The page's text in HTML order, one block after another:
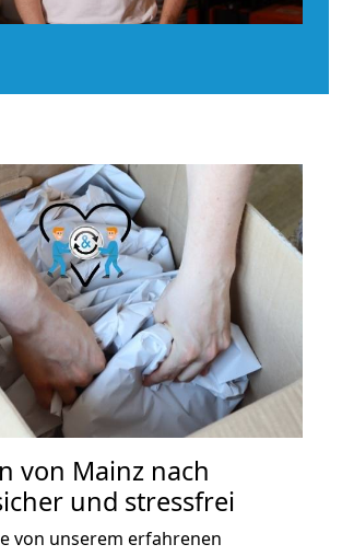
von Mainz nach
und stressfrei
von unserem erfahrenen